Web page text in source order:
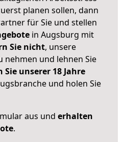
planen sollen, dann
für Sie und stellen
in Augsburg mit
Sie nicht, unsere
nehmen und lehnen Sie
Sie unserer 18 Jahre
und holen Sie
aus und erhalten
.